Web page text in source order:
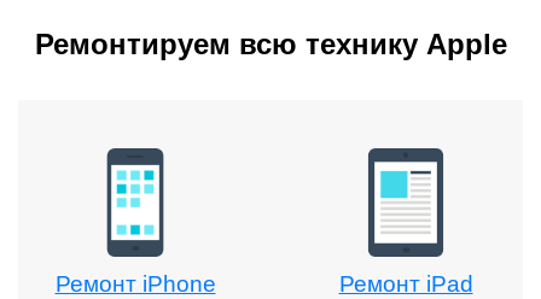
Ремонтируем всю технику Apple
Ремонт iPhone Ремонт iPad